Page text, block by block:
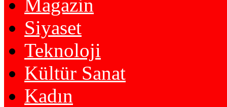
Magazin
Siyaset
Teknoloji
Kültür Sanat
Kadın